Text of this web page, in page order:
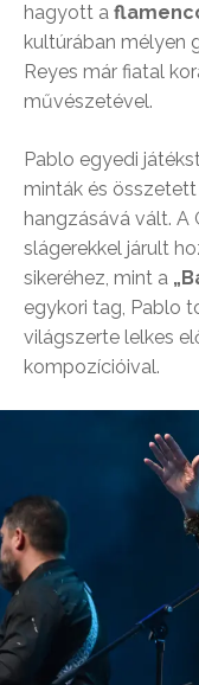
hagyott a
kultúrában mélyen
Reyes már fiatal
művészetével.
Pablo egyedi
minták és
hangzásává vált. A
slágerekkel járult
sikeréhez, mint a
egykori tag, Pablo
világszerte lelkes
kompozícióival.